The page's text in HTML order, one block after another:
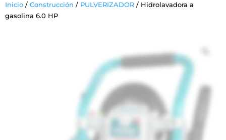
Inicio / Construcción / PULVERIZADOR / Hidrolavadora a
gasolina 6.0 HP